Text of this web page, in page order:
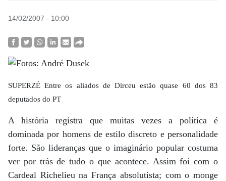
14/02/2007 - 10:00
SUPERZÉ Entre os aliados de Dirceu estão quase 60 dos 83
deputados do PT
A história registra que muitas vezes a política é
dominada por homens de estilo discreto e personalidade
forte. São lideranças que o imaginário popular costuma
ver por trás de tudo o que acontece. Assim foi com o
Cardeal Richelieu na França absolutista; com o monge